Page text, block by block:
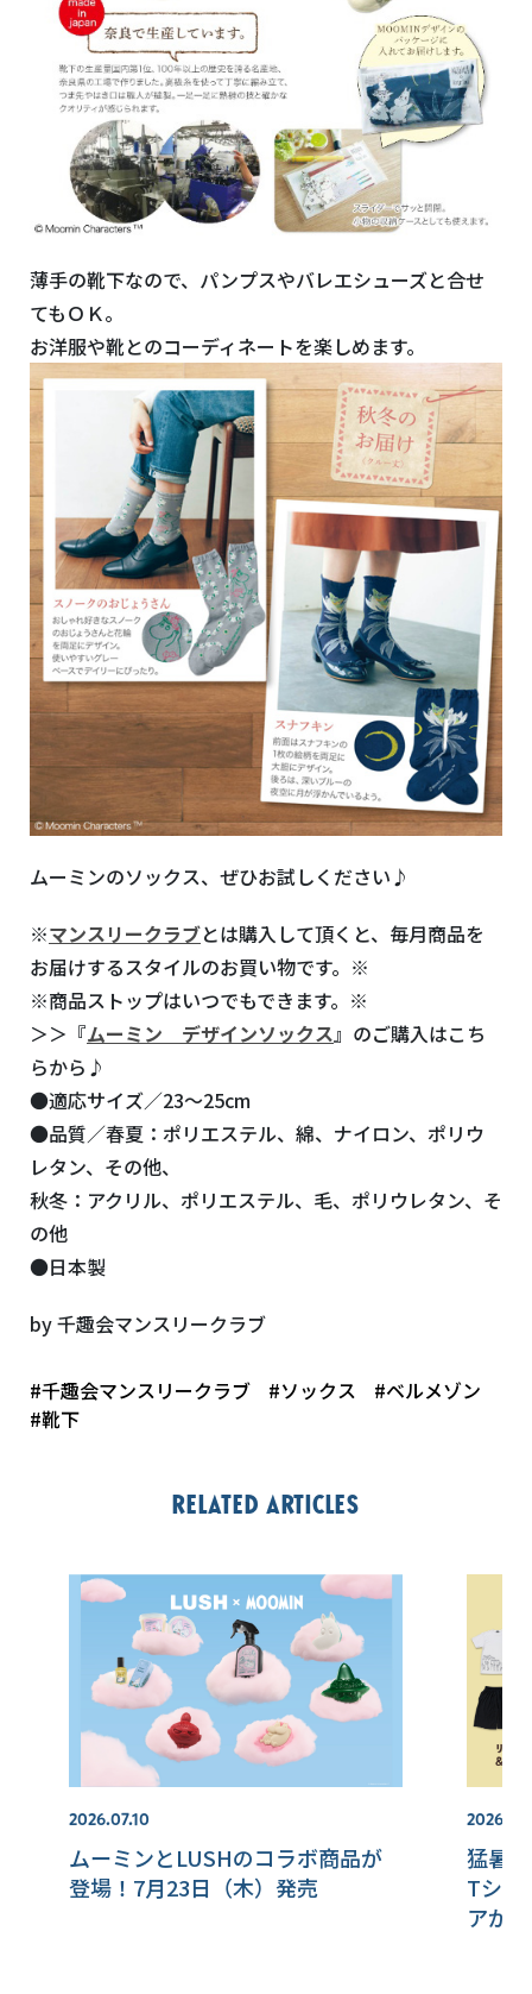
薄手の靴下なので、パンプスやバレエシューズと合せ
てもＯＫ。
お洋服や靴とのコーディネートを楽しめます。
ムーミンのソックス、ぜひお試しください♪
※マンスリークラブとは購入して頂くと、毎月商品を
お届けするスタイルのお買い物です。※
※商品ストップはいつでもできます。※
＞＞『ムーミン デザインソックス』のご購入はこち
らから♪
●適応サイズ／23～25cm
●品質／春夏：ポリエステル、綿、ナイロン、ポリウ
レタン、その他、
秋冬：アクリル、ポリエステル、毛、ポリウレタン、そ
の他
●日本製
by 千趣会マンスリークラブ
#千趣会マンスリークラブ #ソックス
#ベルメゾン
#靴下
Related articles
2026.07.10
ムーミンとLUSHのコラボ商品が
登場！7月23日（木）発売
猛暑
Tシャ
アが